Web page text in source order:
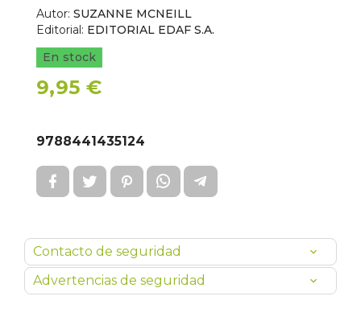
Autor: SUZANNE MCNEILL
Editorial: EDITORIAL EDAF S.A.
En stock
9,95 €
9788441435124
Contacto de seguridad
Advertencias de seguridad